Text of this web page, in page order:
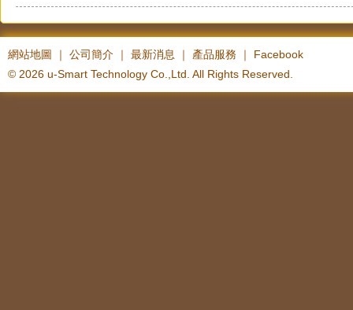
網站地圖 ｜ 公司簡介 ｜ 最新消息 ｜ 產品服務 ｜ Facebook
© 2026 u-Smart Technology Co.,Ltd. All Rights Reserved.